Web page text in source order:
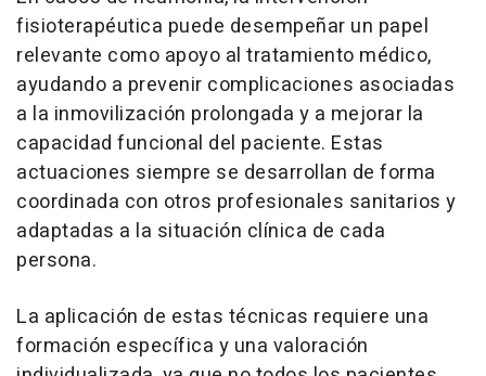
fisioterapéutica puede desempeñar un papel
relevante como apoyo al tratamiento médico,
ayudando a prevenir complicaciones asociadas
a la inmovilización prolongada y a mejorar la
capacidad funcional del paciente. Estas
actuaciones siempre se desarrollan de forma
coordinada con otros profesionales sanitarios y
adaptadas a la situación clínica de cada
persona.
La aplicación de estas técnicas requiere una
formación específica y una valoración